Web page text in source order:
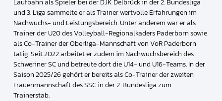
und 3. Liga sammelte er als Trainer wertvolle Erfahrungen im
Nachwuchs- und Leistungsbereich. Unter anderem war er als
Trainer der U20 des Volleyball-Regionalkaders Paderborn sowie
als Co-Trainer der Oberliga-Mannschaft von VoR Paderborn
tätig. Seit 2022 arbeitet er zudem im Nachwuchsbereich des
Schweriner SC und betreute dort die U14- und U16-Teams. In der
Saison 2025/26 gehört er bereits als Co-Trainer der zweiten
Frauenmannschaft des SSC in der 2. Bundesliga zum
Trainerstab.